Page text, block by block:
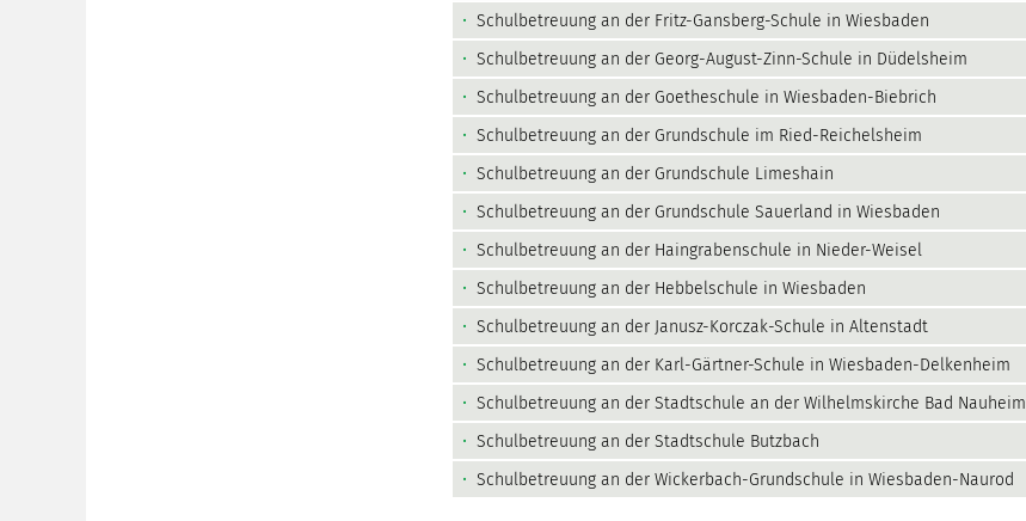
Schulbetreuung an der Fritz-Gansberg-Schule in Wiesbaden
Schulbetreuung an der Georg-August-Zinn-Schule in Düdelsheim
Schulbetreuung an der Goetheschule in Wiesbaden-Biebrich
Schulbetreuung an der Grundschule im Ried-Reichelsheim
Schulbetreuung an der Grundschule Limeshain
Schulbetreuung an der Grundschule Sauerland in Wiesbaden
Schulbetreuung an der Haingrabenschule in Nieder-Weisel
Schulbetreuung an der Hebbelschule in Wiesbaden
Schulbetreuung an der Janusz-Korczak-Schule in Altenstadt
Schulbetreuung an der Karl-Gärtner-Schule in Wiesbaden-Delkenheim
Schulbetreuung an der Stadtschule an der Wilhelmskirche Bad Nauheim
Schulbetreuung an der Stadtschule Butzbach
Schulbetreuung an der Wickerbach-Grundschule in Wiesbaden-Naurod